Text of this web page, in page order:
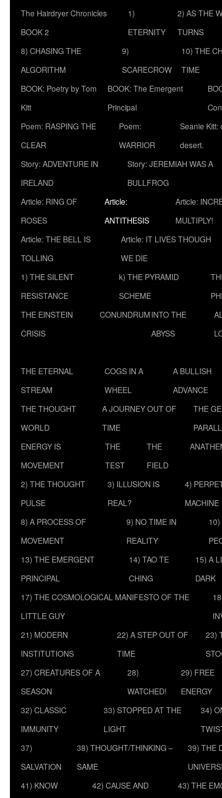
The Hairdryer Chronicles
BOOK 2
1)
ETERNITY
2) AS THE
TURNS
8) CHASING THE
ALGORITHM
9)
SCARECROW
10) THE
TIME
BOOK: Poetry by Tom
Kitt
BOOK: The Emergent
Principal
Poem: RASPING THE
CLEAR
Poem:
WARRIOR
Seanie Kitt:
desert.
Story: ADVENTURE IN
IRELAND
Story: JEREMIAH WAS A
BULLFROG
Article: RING OF
ROSES
Article:
ANTITHESIS
Article:
MULTIPLY!
Article: THE BELL IS
TOLLING
Article: IT LIVES THOUGH
WE DIE
1) THE SILENT
RESISTANCE
k) THE PYRAMID
SCHEME
THE EINSTEIN
CRISIS
CONUNDRUMINTO THE
ABYSS
THE ETERNAL
STREAM
COGS IN A
WHEEL
A BULLISH
ADVANCE
THE THOUGHT
WORLD
A JOURNEY OUT OF
TIME
THE
ENERGY IS
MOVEMENT
THE
TEST
THE
FIELD
2) THE THOUGHT
PULSE
3) ILLUSION IS
REAL?
4)
MACHINE
8) A PROCESS OF
MOVEMENT
9) NO TIME IN
REALITY
13) THE EMERGENT
PRINCIPAL
14) TAO TE
CHING
15) A
DARK
17) THE COSMOLOGICAL MANIFESTO OF THE
LITTLE GUY
21) MODERN
INSTITUTIONS
22) A STEP OUT OF
TIME
23)
27) CREATURES OF A
SEASON
28)
WATCHED!
29) FREE
ENERGY
32) CLASSIC
IMMUNITY
33) STOPPED AT THE
LIGHT
34)
37)
SALVATION
38) THOUGHT/THINKING –
SAME
39) THE
41) KNOW
42) CAUSE AND
43) THE